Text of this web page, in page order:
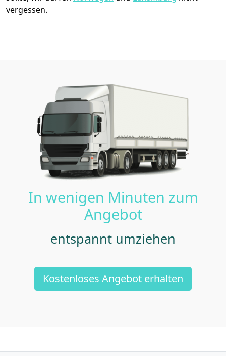
vergessen.
In wenigen Minuten zum
Angebot
entspannt umziehen
Kostenloses Angebot erhalten